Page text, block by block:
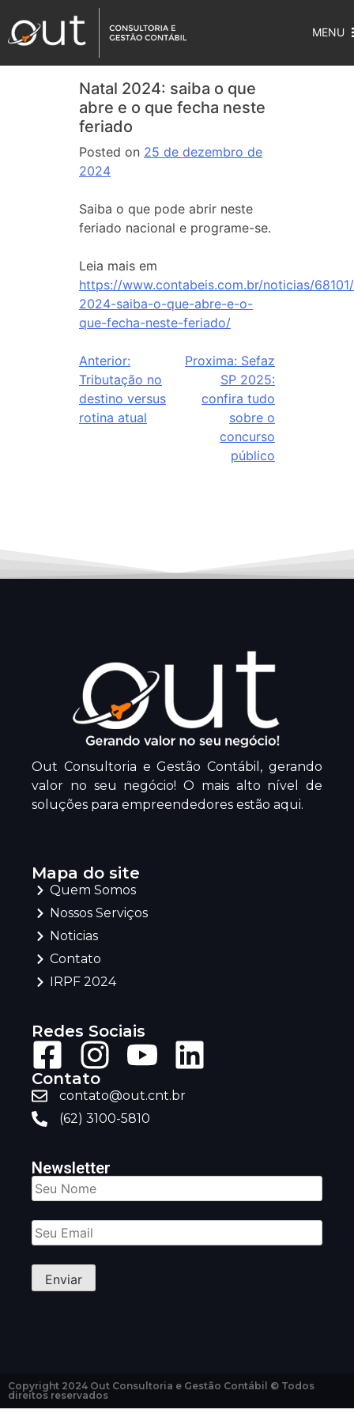
MENU
Natal 2024: saiba o que
abre e o que fecha neste
feriado
Posted on 25 de dezembro de
2024
Saiba o que pode abrir neste
feriado nacional e programe-se.
Leia mais em
https://www.contabeis.com.br/noticias/
2024-saiba-o-que-abre-e-o-
que-fecha-neste-feriado/
Anterior:
Tributação no
destino versus
rotina atual
Proxima: Sefaz
SP 2025:
confira tudo
sobre o
concurso
público
Out Consultoria e Gestão Contábil, gerando
valor no seu negócio! O mais alto nível de
soluções para empreendedores estão aqui.
Mapa do site
Quem Somos
Nossos Serviços
Noticias
Contato
IRPF 2024
Redes Sociais
Contato
contato@out.cnt.br
(62) 3100-5810
Newsletter
Copyright 2024 Out Consultoria e Gestão Contábil © Todos
direitos reservados